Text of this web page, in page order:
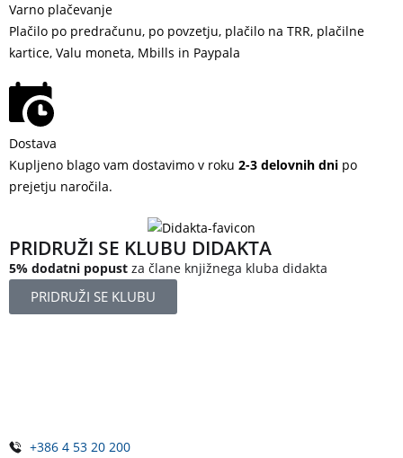
Varno plačevanje
Plačilo po predračunu, po povzetju, plačilo na TRR, plačilne
kartice, Valu moneta, Mbills in Paypala
Dostava
Kupljeno blago vam dostavimo v roku 2-3 delovnih dni po
prejetju naročila.
PRIDRUŽI SE KLUBU DIDAKTA
5% dodatni popust za člane knjižnega kluba didakta
PRIDRUŽI SE KLUBU
+386 4 53 20 200